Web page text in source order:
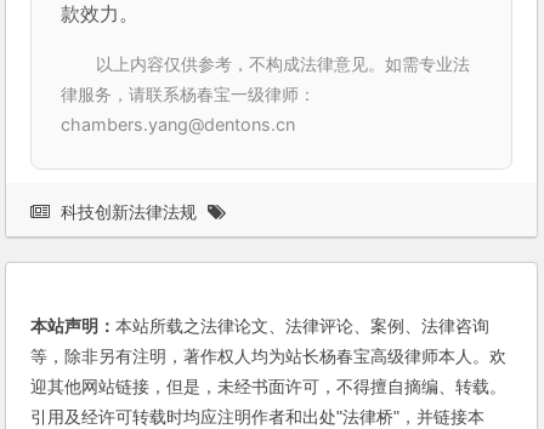
款效力。
以上内容仅供参考，不构成法律意见。如需专业法
律服务，请联系杨春宝一级律师：
chambers.yang@dentons.cn
科技创新法律法规
本站声明：本站所载之法律论文、法律评论、案例、法律咨询
等，除非另有注明，著作权人均为站长杨春宝高级律师本人。欢
迎其他网站链接，但是，未经书面许可，不得擅自摘编、转载。
引用及经许可转载时均应注明作者和出处"法律桥"，并链接本